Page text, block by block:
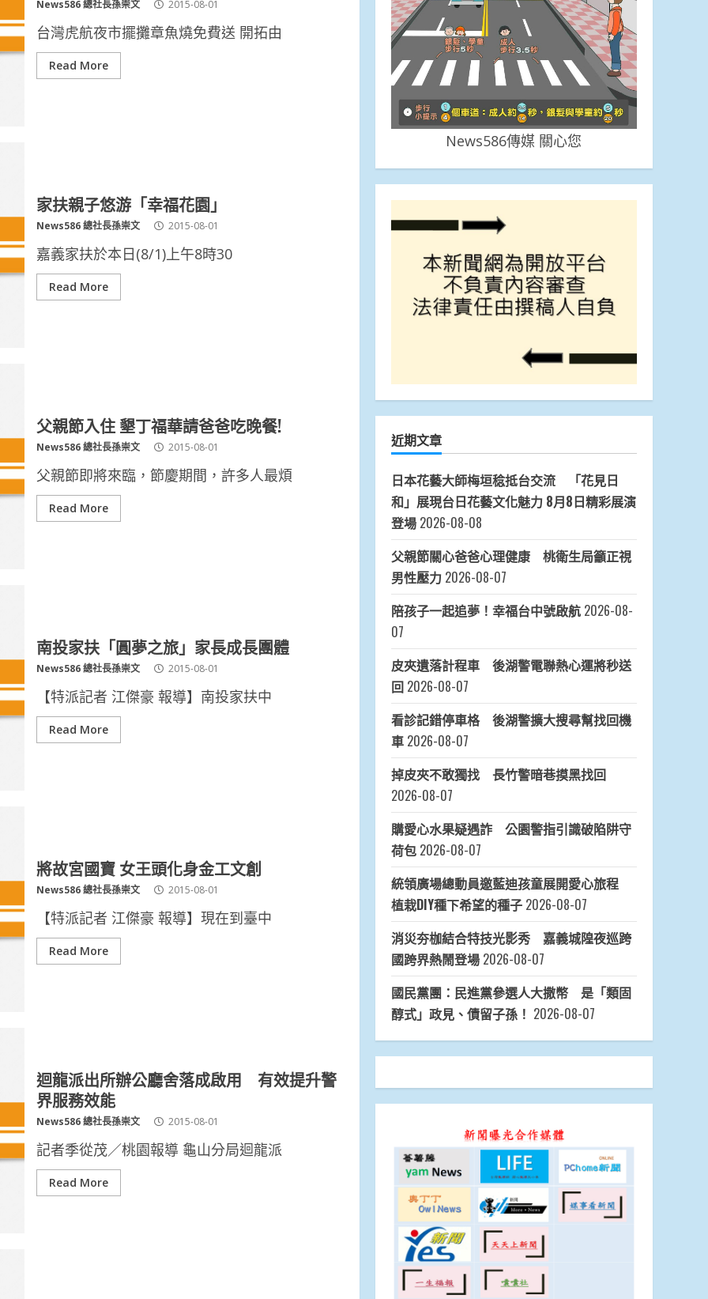
News586 總社長孫崇文 2015-08-01
台灣虎航夜市擺攤章魚燒免費送 開拓由
Read More
家扶親子悠游「幸福花園」
News586 總社長孫崇文 2015-08-01
嘉義家扶於本日(8/1)上午8時30
Read More
父親節入住 墾丁福華請爸爸吃晚餐!
News586 總社長孫崇文 2015-08-01
父親節即將來臨，節慶期間，許多人最煩
Read More
南投家扶「圓夢之旅」家長成長團體
News586 總社長孫崇文 2015-08-01
【特派記者 江傑豪 報導】南投家扶中
Read More
將故宮國寶 女王頭化身金工文創
News586 總社長孫崇文 2015-08-01
【特派記者 江傑豪 報導】現在到臺中
Read More
迴龍派出所辦公廳舍落成啟用 有效提升警
界服務效能
News586 總社長孫崇文 2015-08-01
記者季從茂／桃園報導 龜山分局迴龍派
Read More
News586傳媒 關心您
近期文章
日本花藝大師梅垣稔抵台交流 「花見日
和」展現台日花藝文化魅力 8月8日精彩展演
登場 2026-08-08
父親節關心爸爸心理健康 桃衛生局籲正視
男性壓力 2026-08-07
陪孩子一起追夢！幸福台中號啟航 2026-08-
07
皮夾遺落計程車 後湖警電聯熱心運將秒送
回 2026-08-07
看診記錯停車格 後湖警擴大搜尋幫找回機
車 2026-08-07
掉皮夾不敢獨找 長竹警暗巷摸黑找回
2026-08-07
購愛心水果疑遇詐 公園警指引識破陷阱守
荷包 2026-08-07
統領廣場總動員邀藍迪孩童展開愛心旅程
植栽DIY種下希望的種子 2026-08-07
消災夯枷結合特技光影秀 嘉義城隍夜巡跨
國跨界熱鬧登場 2026-08-07
國民黨團：民進黨參選人大撒幣 是「類固
醇式」政見、債留子孫！ 2026-08-07